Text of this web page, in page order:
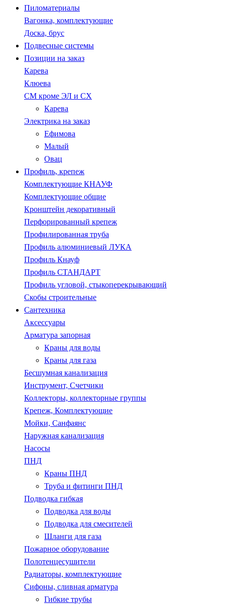
Пиломатериалы
Вагонка, комплектующие
Доска, брус
Подвесные системы
Позиции на заказ
Карева
Клюева
СМ кроме ЭЛ и СХ
Карева
Электрика на заказ
Ефимова
Малый
Овац
Профиль, крепеж
Комплектующие КНАУФ
Комплектующие общие
Кронштейн декоративный
Перфорированный крепеж
Профилированная труба
Профиль алюминиевый ЛУКА
Профиль Кнауф
Профиль СТАНДАРТ
Профиль угловой, стыкоперекрывающий
Скобы строительные
Сантехника
Аксессуары
Арматура запорная
Краны для воды
Краны для газа
Бесшумная канализация
Инструмент, Счетчики
Коллекторы, коллекторные группы
Крепеж, Комплектующие
Мойки, Санфаянс
Наружная канализация
Насосы
ПНД
Краны ПНД
Труба и фитинги ПНД
Подводка гибкая
Подводка для воды
Подводка для смесителей
Шланги для газа
Пожарное оборудование
Полотенцесушители
Радиаторы, комплектующие
Сифоны, сливная арматура
Гибкие трубы